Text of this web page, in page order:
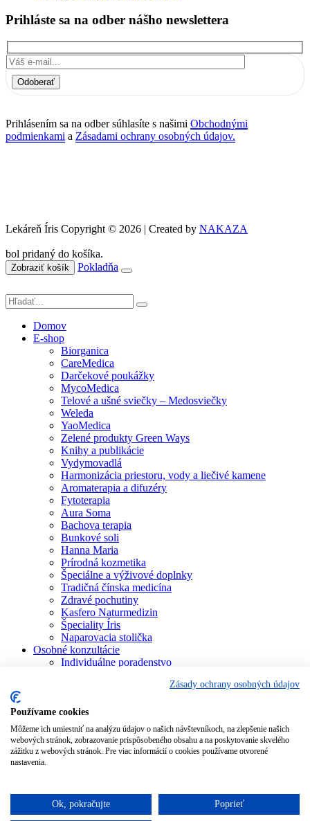
Prihláste sa na odber nášho newslettera
Odoberať
Prihlásením sa na odber súhlasíte s našimi Obchodnými
podmienkami a Zásadami ochrany osobných údajov.
Lekáreň Íris Copyright © 2026 | Created by NAKAZA
bol pridaný do košíka.
Zobraziť košík Pokladňa
Domov
E-shop
Biorganica
CareMedica
Darčekové poukážky
MycoMedica
Telové a ušné sviečky – Medosviečky
Weleda
YaoMedica
Zelené produkty Green Ways
Knihy a publikácie
Vydymovadlá
Harmonizácia priestoru, vody a liečivé kamene
Aromaterapia a difuzéry
Fytoterapia
Aura Soma
Bachova terapia
Bunkové soli
Hanna Maria
Prírodná kozmetika
Špeciálne a výživové doplnky
Tradičná čínska medicína
Zdravé pochutiny
Kasfero Naturmedizin
Špeciality Íris
Naparovacia stolička
Osobné konzultácie
Individuálne poradenstvo
Aromaterapia
Homeopatia
Individuálna a partnerská numerológia
Numerológia – kľúč života
Blog
Podporujeme
Zásady ochrany osobných údajov
Používame cookies
Môžeme ich umiestniť na analýzu údajov o našich návštevníkoch, na zlepšenie našich
webových stránok, zobrazovanie prispôsobeného obsahu a na poskytovanie skvelého
zážitku z webových stránok. Pre viac informácií o cookies používame otvorené
nastavenia.
Ok, pokračujte Poprieť